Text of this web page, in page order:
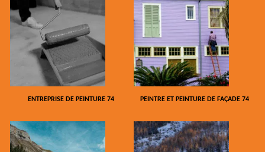
ENTREPRISE DE PEINTURE 74 PEINTRE ET PEINTURE DE FAÇADE 74